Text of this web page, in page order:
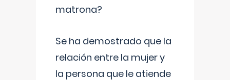
matrona?
Se ha demostrado que la
relación entre la mujer y
la persona que le atiende